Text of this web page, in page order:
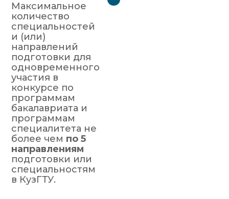
Максимальное
количество
специальностей
и (или)
направлений
подготовки для
одновременного
участия в
конкурсе по
программам
бакалавриата и
программам
специалитета не
более чем по 5
направлениям
подготовки или
специальностям
в КузГТУ.